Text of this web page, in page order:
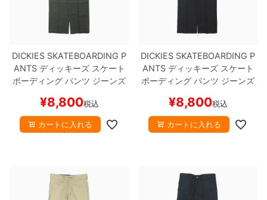
DICKIES SKATEBOARDING P
ANTSディッキーズ スケート
ボーディング パンツ ジーンズ
スケートボード スケボ
ー
¥8,800税込
カートに入れる
DICKIES SKATEBOARDING P
ANTSディッキーズ スケート
ボーディング パンツ ジーンズ
スケートボード スケボ
ー
¥8,800税込
カートに入れる